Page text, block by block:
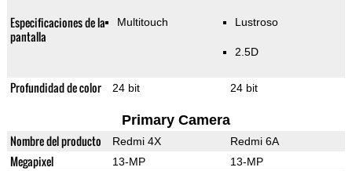
Especificaciones de la
pantalla
Multitouch Lustroso
2.5D
Profundidad de color 24 bit 24 bit
Primary Camera
Nombre del producto Redmi 4X Redmi 6A
Megapixel 13-MP 13-MP